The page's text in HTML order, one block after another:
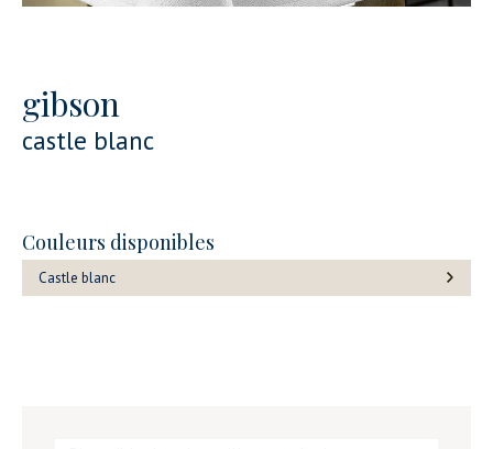
gibson
castle blanc
Couleurs disponibles
Castle blanc